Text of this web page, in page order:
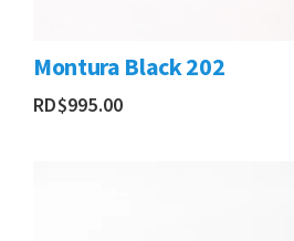
Montura Black 202
RD$995.00